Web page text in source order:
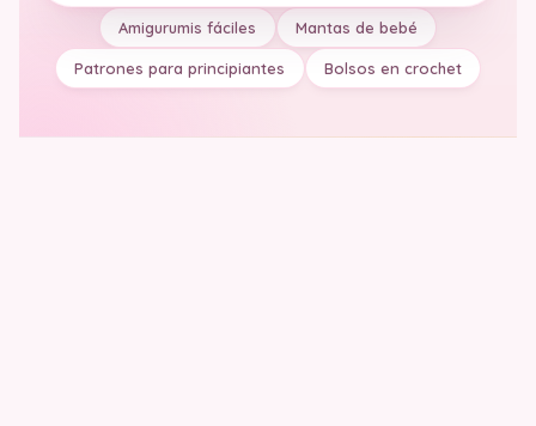
Amigurumis fáciles Mantas de bebé
Patrones para principiantes Bolsos en crochet